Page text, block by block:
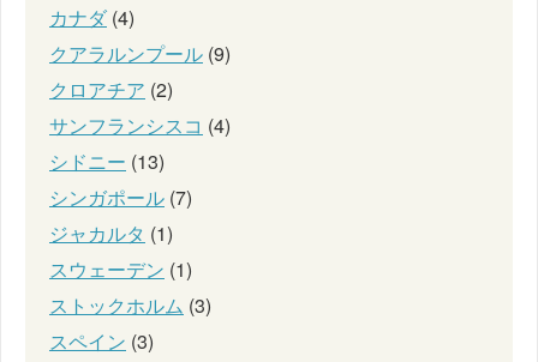
カナダ(4)
クアラルンプール (9)
クロアチア (2)
サンフランシスコ (4)
シドニー (13)
シンガポール (7)
ジャカルタ (1)
スウェーデン (1)
ストックホルム (3)
スペイン (3)